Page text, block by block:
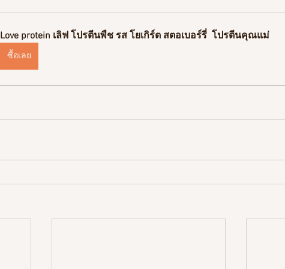
Love protein เลิฟ โปรตีนพืช รส โยเกิร์ต สตอเบอร์รี่  โปรตีนคุณแม่
ซื้อเลย